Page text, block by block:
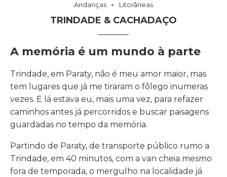
Andanças Litorâneas
TRINDADE & CACHADAÇO
A memória é um mundo à parte
Trindade, em Paraty, não é meu amor maior, mas
tem lugares que já me tiraram o fôlego inumeras
vezes. E lá estava eu, mais uma vez, para refazer
caminhos antes já percorridos e buscar paisagens
guardadas no tempo da memória.
Partindo de Paraty, de transporte público rumo a
Trindade, em 40 minutos, com a van cheia mesmo
fora de temporada, o mergulho na localidade já